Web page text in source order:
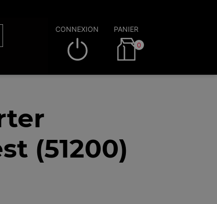
CONNEXION PANIER
0
(51200)